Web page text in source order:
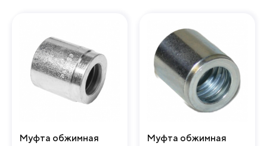
Муфта обжимная
Муфта обжимная